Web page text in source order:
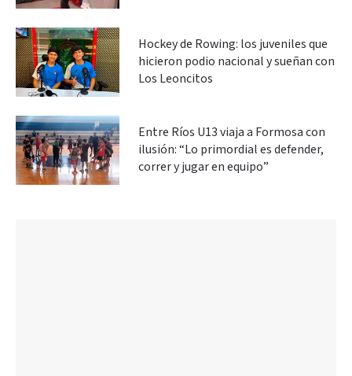
Hockey de Rowing: los juveniles que
hicieron podio nacional y sueñan con
Los Leoncitos
Entre Ríos U13 viaja a Formosa con
ilusión: “Lo primordial es defender,
correr y jugar en equipo”